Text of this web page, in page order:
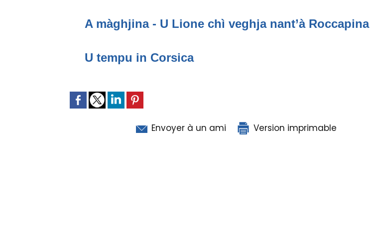
A màghjina - U Lione chì veghja nant’à Roccapina
U tempu in Corsica
Envoyer à un ami Version imprimable